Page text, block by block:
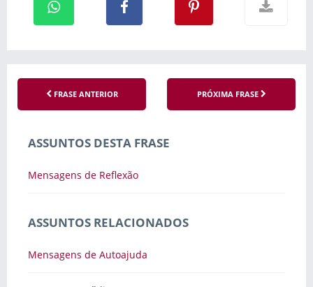
FRASE ANTERIOR PRÓXIMA FRASE
ASSUNTOS DESTA FRASE
Mensagens de Reflexão
ASSUNTOS RELACIONADOS
Mensagens de Autoajuda